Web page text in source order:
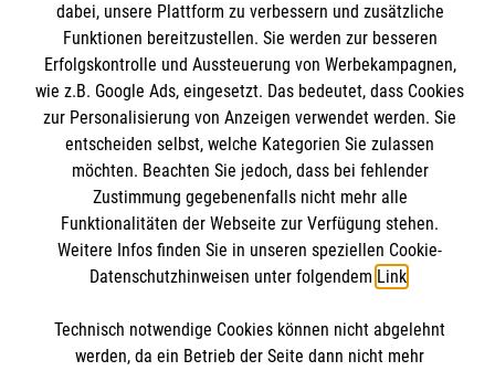
Mitarbeiten
Wir Malteser
Kontakt
Pressestelle
Impressum
Datenschutz
Malteser online
Malteser Jugend
Malteser International
Sharepoint
Spendenkonto
Empfänger: Malteser Hilfsdienst e.V.
BIC: GENODED 1PA7
Soziale Netzwerke
dabei, unsere Plattform zu verbessern und zusätzliche
Funktionen bereitzustellen. Sie werden zur besseren
Erfolgskontrolle und Aussteuerung von Werbekampagnen,
wie z.B. Google Ads, eingesetzt. Das bedeutet, dass Cookies
zur Personalisierung von Anzeigen verwendet werden. Sie
entscheiden selbst, welche Kategorien Sie zulassen
möchten. Beachten Sie jedoch, dass bei fehlender
Zustimmung gegebenenfalls nicht mehr alle
Funktionalitäten der Webseite zur Verfügung stehen.
Weitere Infos finden Sie in unseren speziellen Cookie-
Datenschutzhinweisen unter folgendem Link.
Technisch notwendige Cookies können nicht abgelehnt
werden, da ein Betrieb der Seite dann nicht mehr